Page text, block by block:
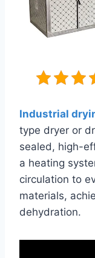
Industrial
type dryer or
sealed, high-
a heating
circulation to
materials,
dehydration.